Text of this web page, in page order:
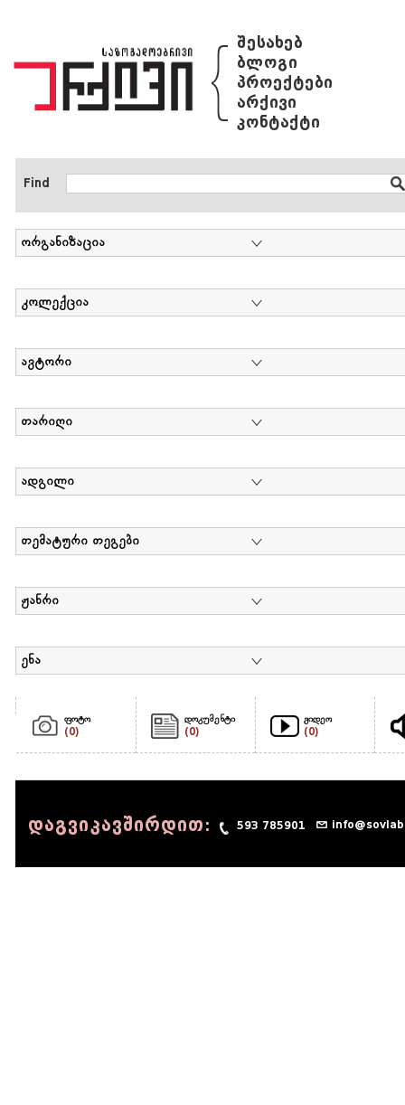
{ შესახებ
ბლოგი
პროექტები
არქივი
კონტაქტი
Find
ორგანიზაცია
კოლექცია
ავტორი
თარიღი
ადგილი
თემატური თეგები
ჟანრი
ენა
ფოტო
(0)
დოკუმენტი
(0)
ვიდეო
(0)
დაგვიკავშირდით: 593 785901